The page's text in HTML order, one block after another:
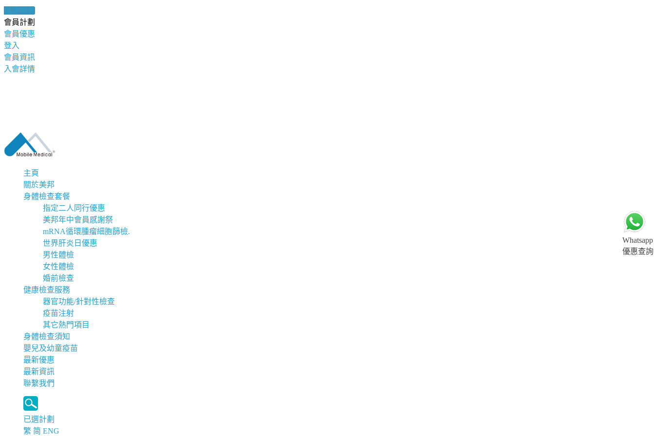
健康錦囊
會員計劃
會員優惠
登入
會員資訊
入會詳情
主頁
關於美邦
身體檢查套餐
指定二人同行優惠
美邦年中會員感謝祭
mRNA循環腫瘤細胞篩檢.
世界肝炎日優惠
男性體檢
女性體檢
婚前檢查
健康檢查服務
器官功能/針對性檢查
疫苗注射
其它熱門項目
身體檢查須知
嬰兒及幼童疫苗
最新優惠
最新資訊
聯繫我們
已選計劃
繁 简 ENG
Whatsapp
優惠查詢